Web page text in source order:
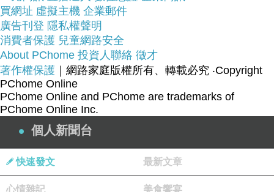
品號：3626593
*耐磨橡膠大底
*舒適夾腳材質
買網址 虛擬主機 企業郵件
廣告刊登 隱私權聲明
消費者保護 兒童網路安全
About PChome 投資人聯絡 徵才
著作權保護 ｜網路家庭版權所有、轉載必究 ‧Copyright
PChome Online
PChome Online and PChome are trademarks of
PChome Online Inc.
個人新聞台
快速發文 最新文章
心情雜記 美食饗宴